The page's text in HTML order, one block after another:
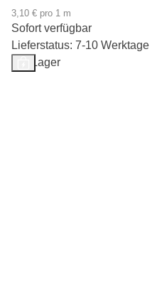
3,10 € pro 1 m
Sofort verfügbar
Lieferstatus: 7-10 Werktage
Auf Lager